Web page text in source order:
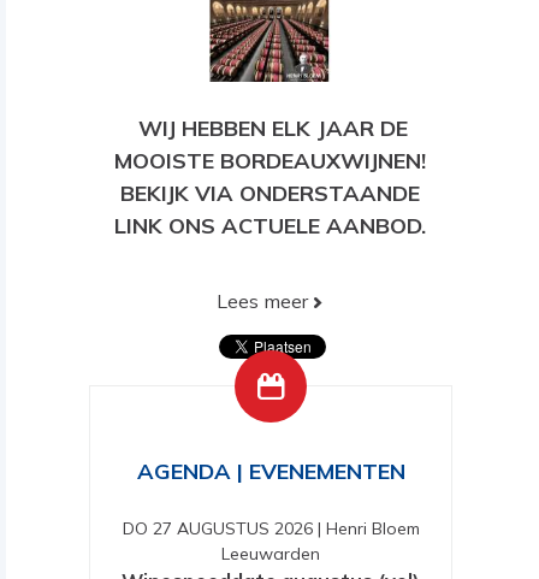
WIJ HEBBEN ELK JAAR DE
MOOISTE BORDEAUXWIJNEN!
BEKIJK VIA ONDERSTAANDE
LINK ONS ACTUELE AANBOD.
AANBOD!
Lees meer
AGENDA | EVENEMENTEN
DO 27 AUGUSTUS 2026| Henri Bloem
Leeuwarden